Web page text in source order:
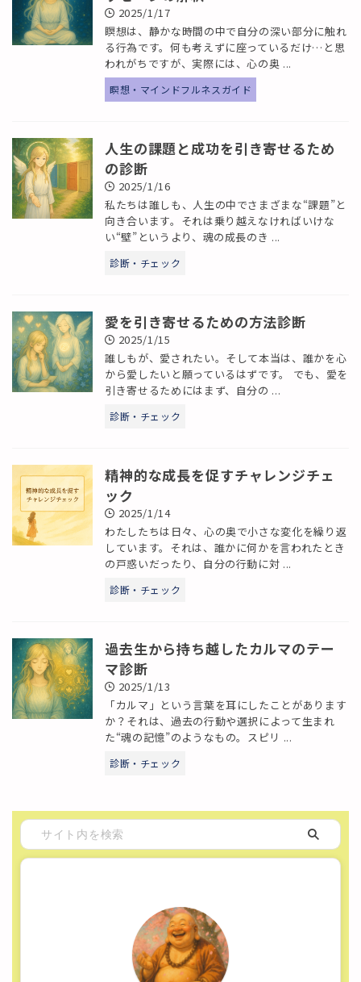
2025/1/17
瞑想は、静かな時間の中で自分の深い部分に触れ
る行為です。何も考えずに座っているだけ…と思
われがちですが、実際には、心の奥 ...
瞑想・マインドフルネスガイド
人生の課題と成功を引き寄せるため
の診断
2025/1/16
私たちは誰しも、人生の中でさまざまな“課題”と
向き合います。それは乗り越えなければいけな
い“壁”というより、魂の成長のき ...
診断・チェック
愛を引き寄せるための方法診断
2025/1/15
誰しもが、愛されたい。そして本当は、誰かを心
から愛したいと願っているはずです。 でも、愛を
引き寄せるためにはまず、自分の ...
診断・チェック
精神的な成長を促すチャレンジチェ
ック
2025/1/14
わたしたちは日々、心の奥で小さな変化を繰り返
しています。それは、誰かに何かを言われたとき
の戸惑いだったり、自分の行動に対 ...
診断・チェック
過去生から持ち越したカルマのテー
マ診断
2025/1/13
「カルマ」という言葉を耳にしたことがあります
か？それは、過去の行動や選択によって生まれ
た“魂の記憶”のようなもの。スピリ ...
診断・チェック